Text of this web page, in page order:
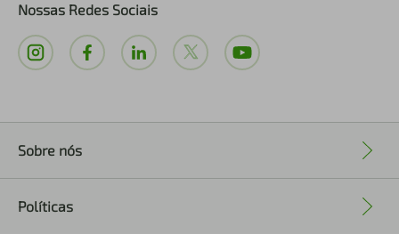
Nossas Redes Sociais
Sobre nós
Políticas